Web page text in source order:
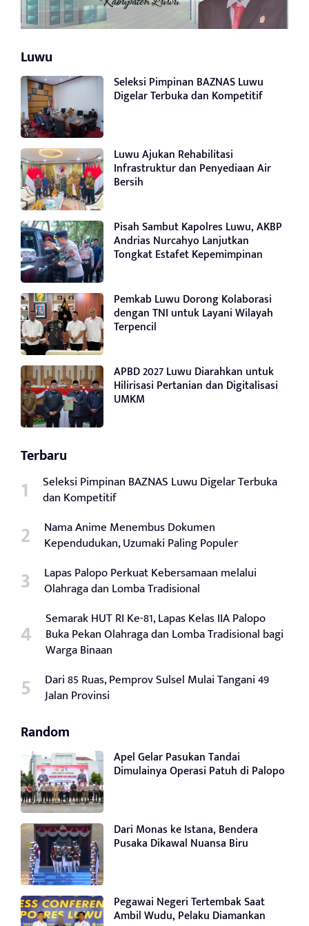
Luwu
Seleksi Pimpinan BAZNAS Luwu
Digelar Terbuka dan Kompetitif
Luwu Ajukan Rehabilitasi
Infrastruktur dan Penyediaan Air
Bersih
Pisah Sambut Kapolres Luwu, AKBP
Andrias Nurcahyo Lanjutkan
Tongkat Estafet Kepemimpinan
Pemkab Luwu Dorong Kolaborasi
dengan TNI untuk Layani Wilayah
Terpencil
APBD 2027 Luwu Diarahkan untuk
Hilirisasi Pertanian dan Digitalisasi
UMKM
Terbaru
Seleksi Pimpinan BAZNAS Luwu Digelar Terbuka
dan Kompetitif
Nama Anime Menembus Dokumen
Kependudukan, Uzumaki Paling Populer
Lapas Palopo Perkuat Kebersamaan melalui
Olahraga dan Lomba Tradisional
Semarak HUT RI Ke-81, Lapas Kelas IIA Palopo
Buka Pekan Olahraga dan Lomba Tradisional bagi
Warga Binaan
Dari 85 Ruas, Pemprov Sulsel Mulai Tangani 49
Jalan Provinsi
Random
Apel Gelar Pasukan Tandai
Dimulainya Operasi Patuh di Palopo
Dari Monas ke Istana, Bendera
Pusaka Dikawal Nuansa Biru
Pegawai Negeri Tertembak Saat
Ambil Wudu, Pelaku Diamankan